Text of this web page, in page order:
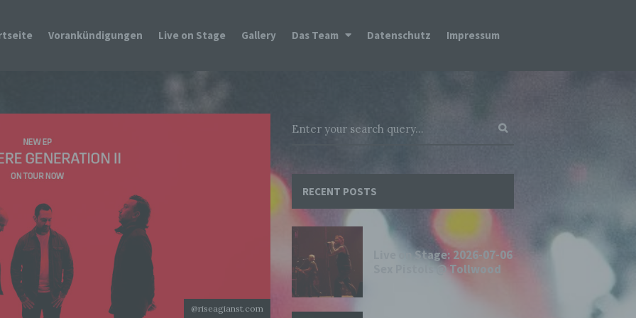
Vorankündigungen Live on Stage Gallery Das Team Datenschutz Impressum
@riseagianst.com
RECENT POSTS
Live on Stage: 2026-07-06
Sex Pistols @ Tollwood